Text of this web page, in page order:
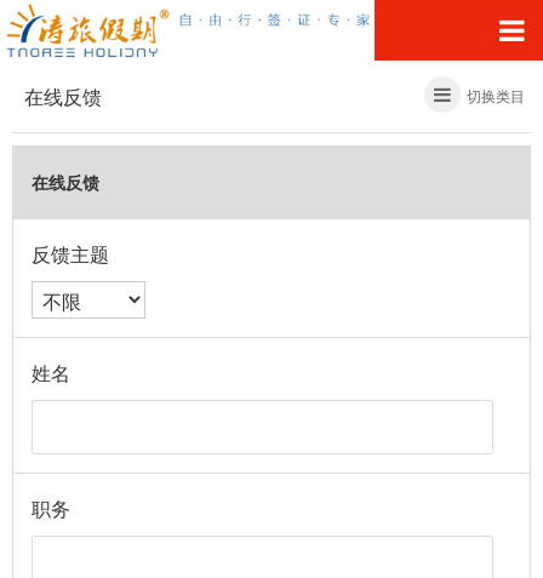
在线反馈 切换类目
在线反馈
反馈主题
姓名
职务